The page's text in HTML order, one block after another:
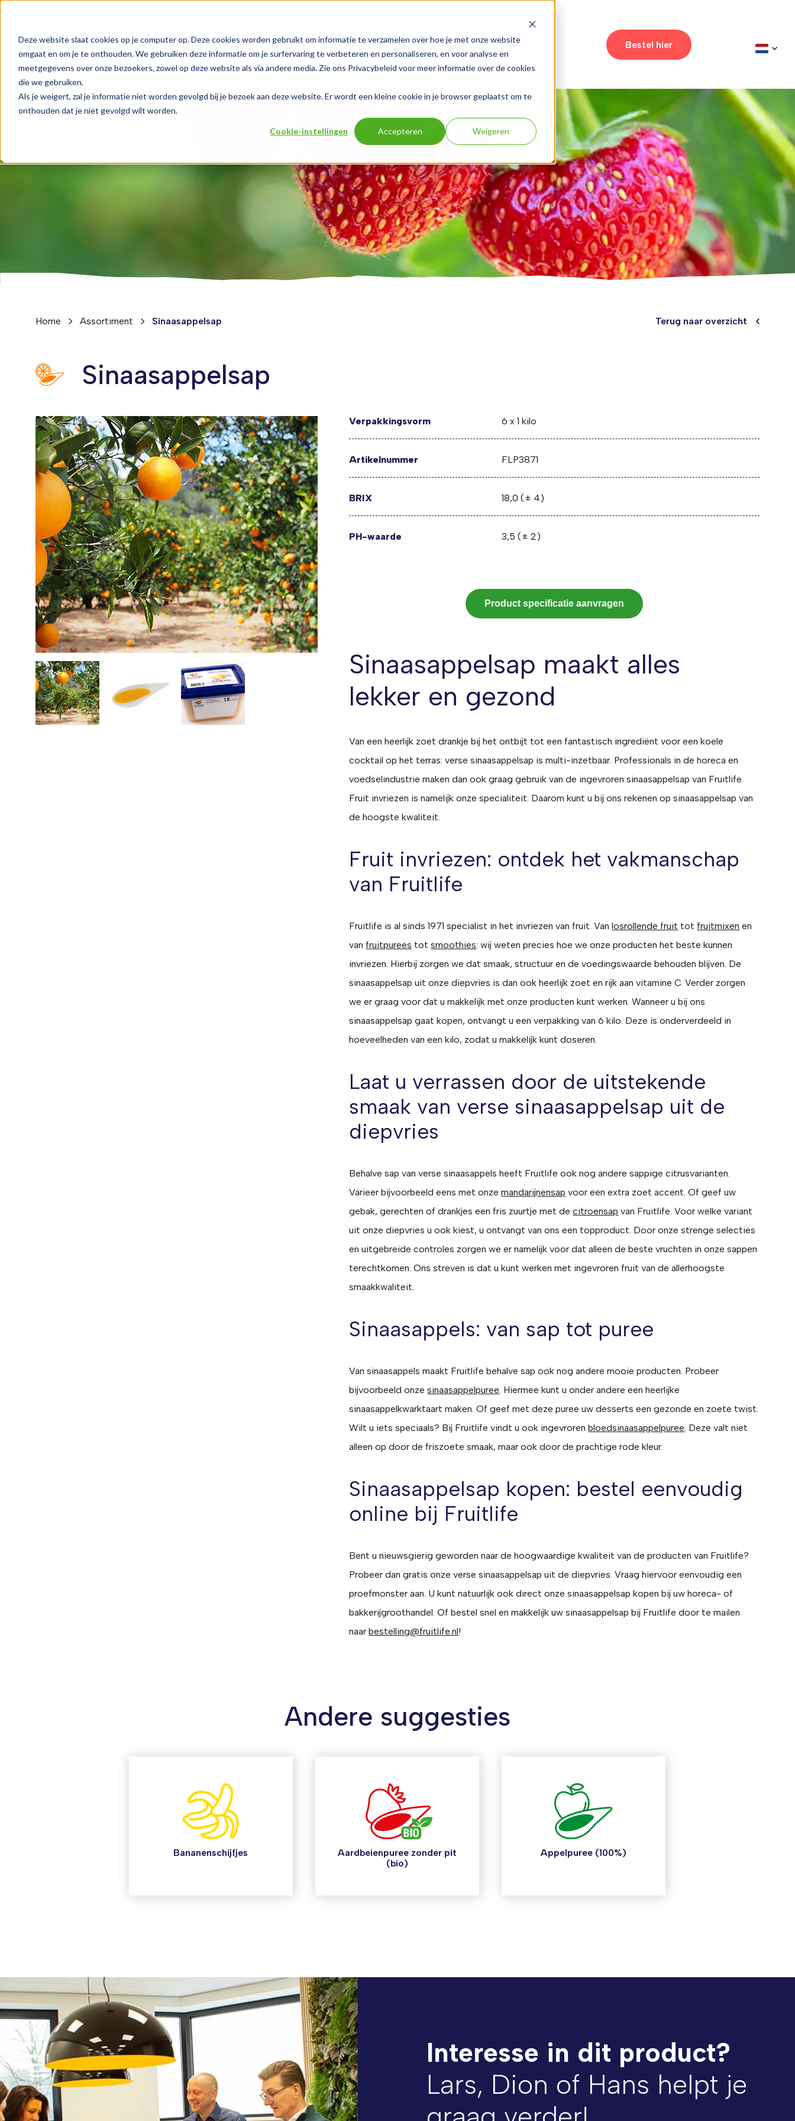
Deze website slaat cookies op je computer op. Deze cookies worden gebruikt om informatie te verzamelen over hoe je met onze website
omgaat en om je te onthouden. We gebruiken deze informatie om je surfervaring te verbeteren en personaliseren, en voor analyse en
meetgegevens over onze bezoekers, zowel op deze website als via andere media. Zie ons Privacybeleid voor meer informatie over de cookies
die we gebruiken.
Als je weigert, zal je informatie niet worden gevolgd bij je bezoek aan deze website. Er wordt een kleine cookie in je browser geplaatst om te
onthouden dat je niet gevolgd wilt worden.
Cookie-instellingen Accepteren Weigeren
Assortiment Partnerships Over Fruitlife Nieuws Vacatures Contact Bestel hier
Home Assortiment Sinaasappelsap Terug naar overzicht
Sinaasappelsap
Verpakkingsvorm 6 x 1 kilo
Artikelnummer FLP3871
BRIX 18,0 (± 4)
PH-waarde 3,5 (± 2)
Product specificatie aanvragen
Sinaasappelsap maakt alles
lekker en gezond
Van een heerlijk zoet drankje bij het ontbijt tot een fantastisch ingrediënt voor een koele
cocktail op het terras: verse sinaasappelsap is multi-inzetbaar. Professionals in de horeca en
voedselindustrie maken dan ook graag gebruik van de ingevroren sinaasappelsap van Fruitlife.
Fruit invriezen is namelijk onze specialiteit. Daarom kunt u bij ons rekenen op sinaasappelsap van
de hoogste kwaliteit.
Fruit invriezen: ontdek het vakmanschap
van Fruitlife
Fruitlife is al sinds 1971 specialist in het invriezen van fruit. Vanlosrollende fruit tot fruitmixen en
van fruitpurees totsmoothies: wij weten precies hoe we onze producten het beste kunnen
invriezen. Hierbij zorgen we dat smaak, structuur en de voedingswaarde behouden blijven. De
sinaasappelsap uit onze diepvries is dan ook heerlijk zoet en rijk aan vitamine C. Verder zorgen
we er graag voor dat u makkelijk met onze producten kunt werken. Wanneer u bij ons
sinaasappelsap gaat kopen, ontvangt u een verpakking van 6 kilo. Deze is onderverdeeld in
hoeveelheden van een kilo, zodat u makkelijk kunt doseren.
Laat u verrassen door de uitstekende
smaak van verse sinaasappelsap uit de
diepvries
Behalve sap van verse sinaasappels heeft Fruitlife ook nog andere sappige citrusvarianten.
Varieer bijvoorbeeld eens met onzemandarijnensap voor een extra zoet accent. Of geef uw
gebak, gerechten of drankjes een fris zuurtje met decitroensap van Fruitlife. Voor welke variant
uit onze diepvries u ook kiest, u ontvangt van ons een topproduct. Door onze strenge selecties
en uitgebreide controles zorgen we er namelijk voor dat alleen de beste vruchten in onze sappen
terechtkomen. Ons streven is dat u kunt werken met ingevroren fruit van de allerhoogste
smaakkwaliteit.
Sinaasappels: van sap tot puree
Van sinaasappels maakt Fruitlife behalve sap ook nog andere mooie producten. Probeer
bijvoorbeeld onzesinaasappelpuree. Hiermee kunt u onder andere een heerlijke
sinaasappelkwarktaart maken. Of geef met deze puree uw desserts een gezonde en zoete twist.
Wilt u iets speciaals? Bij Fruitlife vindt u ook ingevrorenbloedsinaasappelpuree. Deze valt niet
alleen op door de friszoete smaak, maar ook door de prachtige rode kleur.
Sinaasappelsap kopen: bestel eenvoudig
online bij Fruitlife
Bent u nieuwsgierig geworden naar de hoogwaardige kwaliteit van de producten van Fruitlife?
Probeer dan gratis onze verse sinaasappelsap uit de diepvries. Vraag hiervoor eenvoudig een
proefmonster aan. U kunt natuurlijk ook direct onze sinaasappelsap kopen bij uw horeca- of
bakkerijgroothandel. Of bestel snel en makkelijk uw sinaasappelsap bij Fruitlife door te mailen
naarbestelling@fruitlife.nl!
Andere suggesties
Bananenschijfjes
Aardbeienpuree zonder pit
(bio)
Appelpuree (100%)
Interesse in dit product?
Lars, Dion of Hans helpt je